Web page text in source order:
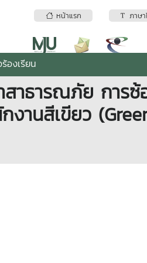
หน้าแรก ภาษ
องเรียน
สาธารณภัย การ
านสีเขียว